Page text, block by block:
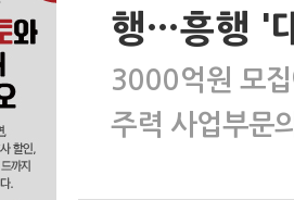
행…흥행 '
3000억원 모
주력 사업부문